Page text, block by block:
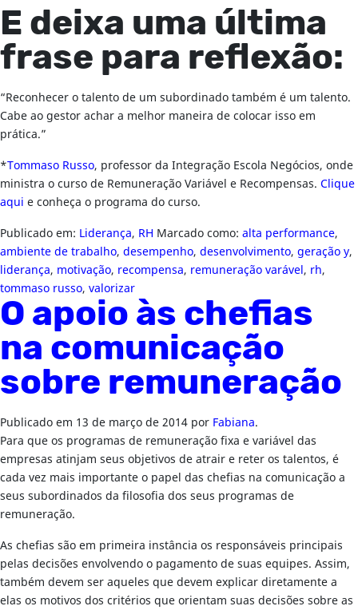
E deixa uma última
frase para reflexão:
“Reconhecer o talento de um subordinado também é um talento.
Cabe ao gestor achar a melhor maneira de colocar isso em
prática.”
*Tommaso Russo, professor da Integração Escola Negócios, onde
ministra o curso de Remuneração Variável e Recompensas. Clique
aqui e conheça o programa do curso.
Publicado em: Liderança, RH Marcado como: alta performance,
ambiente de trabalho, desempenho, desenvolvimento, geração y,
liderança, motivação, recompensa, remuneração varável, rh,
tommaso russo, valorizar
O apoio às chefias
na comunicação
sobre remuneração
Publicado em 13 de março de 2014 por Fabiana.
Para que os programas de remuneração fixa e variável das
empresas atinjam seus objetivos de atrair e reter os talentos, é
cada vez mais importante o papel das chefias na comunicação a
seus subordinados da filosofia dos seus programas de
remuneração.
As chefias são em primeira instância os responsáveis principais
pelas decisões envolvendo o pagamento de suas equipes. Assim,
também devem ser aqueles que devem explicar diretamente a
elas os motivos dos critérios que orientam suas decisões sobre as